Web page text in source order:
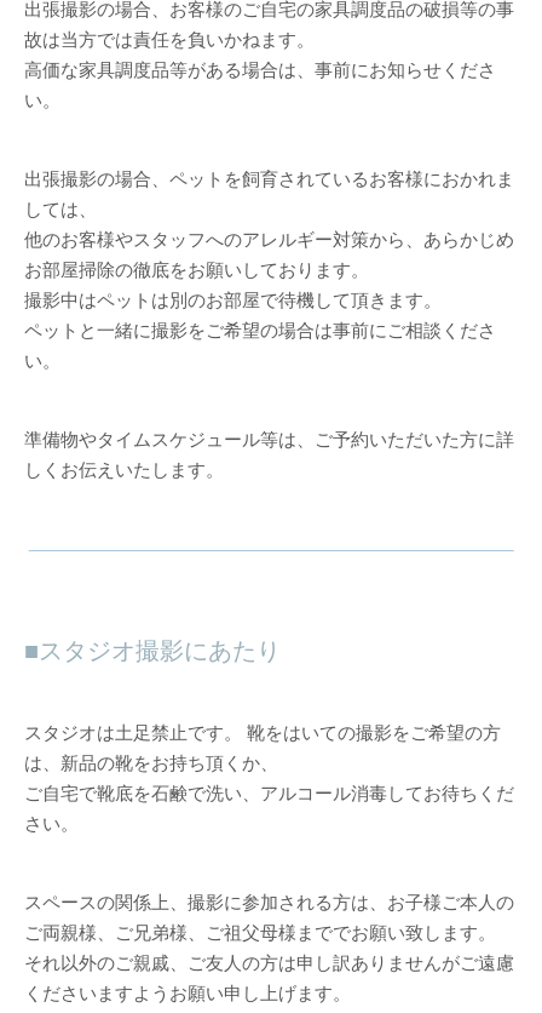
出張撮影の場合、お客様のご自宅の家具調度品の破損等の事
故は当方では責任を負いかねます。
高価な家具調度品等がある場合は、事前にお知らせくださ
い。
出張撮影の場合、ペットを飼育されているお客様におかれま
しては、
他のお客様やスタッフへのアレルギー対策から、あらかじめ
お部屋掃除の徹底をお願いしております。
撮影中はペットは別のお部屋で待機して頂きます。
ペットと一緒に撮影をご希望の場合は事前にご相談くださ
い。
準備物やタイムスケジュール等は、ご予約いただいた方に詳
しくお伝えいたします。
スタジオ撮影にあたり
スタジオは土足禁止です。 靴をはいての撮影をご希望の方
は、新品の靴をお持ち頂くか、
ご自宅で靴底を石鹸で洗い、アルコール消毒してお待ちくだ
さい。
スペースの関係上、撮影に参加される方は、お子様ご本人の
ご両親様、ご兄弟様、ご祖父母様まででお願い致します。
それ以外のご親戚、ご友人の方は申し訳ありませんがご遠慮
くださいますようお願い申し上げます。